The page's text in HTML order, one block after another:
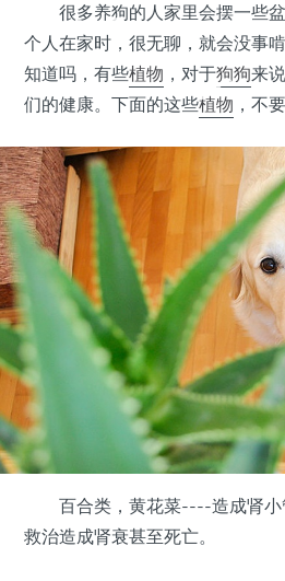
很多养狗的人家里会摆一些
个人在家时，很无聊，就会没事
知道吗，有些植物 ，对于狗狗来
们的健康。下面的这些植物 ，不
百合类，黄花菜----造成肾
救治造成肾衰甚至死亡。
•
•
•
•